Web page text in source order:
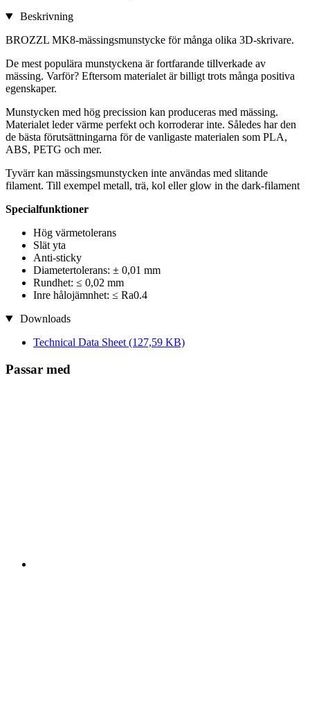
Beskrivning
BROZZL MK8-mässingsmunstycke för många olika 3D-skrivare.
De mest populära munstyckena är fortfarande tillverkade av
mässing. Varför? Eftersom materialet är billigt trots många positiva
egenskaper.
Munstycken med hög precission kan produceras med mässing.
Materialet leder värme perfekt och korroderar inte. Således har den
de bästa förutsättningarna för de vanligaste materialen som PLA,
ABS, PETG och mer.
Tyvärr kan mässingsmunstycken inte användas med slitande
filament. Till exempel metall, trä, kol eller glow in the dark-filament
Specialfunktioner
Hög värmetolerans
Slät yta
Anti-sticky
Diametertolerans: ± 0,01 mm
Rundhet: ≤ 0,02 mm
Inre hålojämnhet: ≤ Ra0.4
Downloads
Technical Data Sheet (127,59 KB)
Passar med